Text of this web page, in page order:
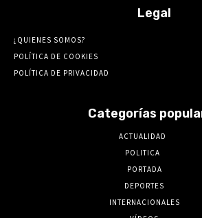
Legal
¿QUIENES SOMOS?
POLÍTICA DE COOKIES
POLÍTICA DE PRIVACIDAD
Categorías
ACTUALIDAD
POLITICA
PORTADA
DEPORTES
INTERNACIONALES